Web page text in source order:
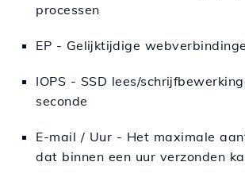
processen
EP - Gelijktijdige
IOPS - SSD lees/
seconde
E-mail / Uur - Het maximale
dat binnen een uur verzonden